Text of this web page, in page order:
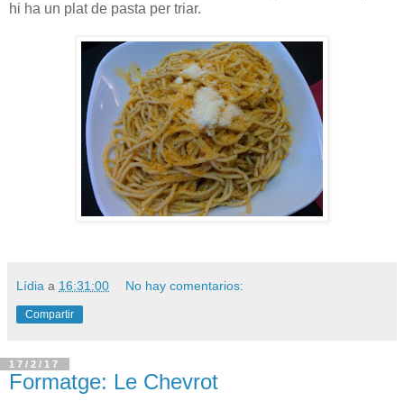
hi ha un plat de pasta per triar.
Lídia a 16:31:00 No hay comentarios:
Compartir
17/2/17
Formatge: Le Chevrot